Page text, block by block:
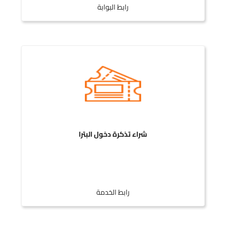
رابط البوابة
شراء تذكرة دخول البترا
رابط الخدمة